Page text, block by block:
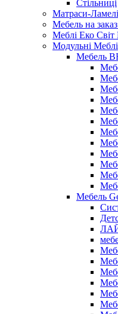
Стільниці
Матраси-Ламелі
Мебель на
Меблі Еко Світ
Модульні Меблі
Мебель
Мебель